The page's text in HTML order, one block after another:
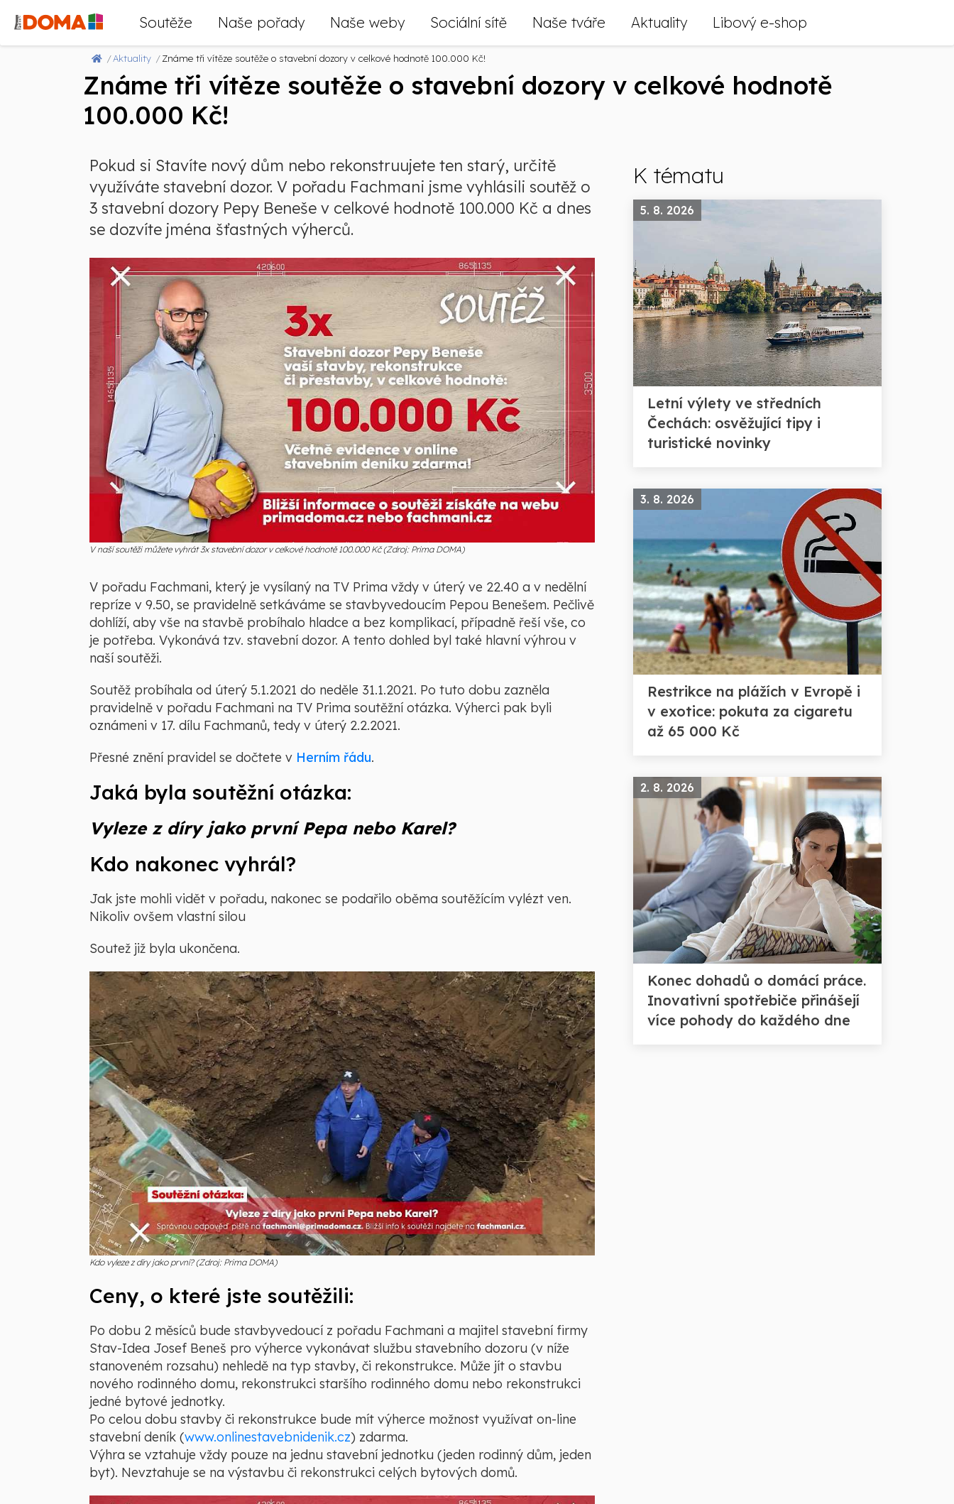
Soutěže Naše pořady Naše weby Sociální sítě Naše tváře Aktuality Libový e-shop
Aktuality Známe tři vítěze soutěže o stavební dozory v celkové hodnotě 100.000 Kč!
Známe tři vítěze soutěže o stavební dozory v celkové hodnotě
100.000 Kč!
Pokud si Stavíte nový dům nebo rekonstruujete ten starý, určitě
využíváte stavební dozor. V pořadu Fachmani jsme vyhlásili soutěž o
3 stavební dozory Pepy Beneše v celkové hodnotě 100.000 Kč a dnes
se dozvíte jména šťastných výherců.
V naší soutěži můžete vyhrát 3x stavební dozor v celkové hodnotě 100.000 Kč (Zdroj: Prima DOMA)
V pořadu Fachmani, který je vysílaný na TV Prima vždy v úterý ve 22.40 a v nedělní
repríze v 9.50, se pravidelně setkáváme se stavbyvedoucím Pepou Benešem. Pečlivě
dohlíží, aby vše na stavbě probíhalo hladce a bez komplikací, případně řeší vše, co
je potřeba. Vykonává tzv. stavební dozor. A tento dohled byl také hlavní výhrou v
naší soutěži.
Soutěž probíhala od úterý 5.1.2021 do neděle 31.1.2021. Po tuto dobu zazněla
pravidelně v pořadu Fachmani na TV Prima soutěžní otázka. Výherci pak byli
oznámeni v 17. dílu Fachmanů, tedy v úterý 2.2.2021.
Přesné znění pravidel se dočtete v Herním řádu.
Jaká byla soutěžní otázka:
Vyleze z díry jako první Pepa nebo Karel?
Kdo nakonec vyhrál?
Jak jste mohli vidět v pořadu, nakonec se podařilo oběma soutěžícím vylézt ven.
Nikoliv ovšem vlastní silou
Soutež již byla ukončena.
Kdo vyleze z díry jako první? (Zdroj: Prima DOMA)
Ceny, o které jste soutěžili:
Po dobu 2 měsíců bude stavbyvedoucí z pořadu Fachmani a majitel stavební firmy
Stav-Idea Josef Beneš pro výherce vykonávat službu stavebního dozoru (v níže
stanoveném rozsahu) nehledě na typ stavby, či rekonstrukce. Může jít o stavbu
nového rodinného domu, rekonstrukci staršího rodinného domu nebo rekonstrukci
jedné bytové jednotky.
Po celou dobu stavby či rekonstrukce bude mít výherce možnost využívat on-line
stavební deník (www.onlinestavebnidenik.cz) zdarma.
Výhra se vztahuje vždy pouze na jednu stavební jednotku (jeden rodinný dům, jeden
byt). Nevztahuje se na výstavbu či rekonstrukci celých bytových domů.
K tématu
5. 8. 2026
Letní výlety ve středních
Čechách: osvěžující tipy i
turistické novinky
3. 8. 2026
Restrikce na plážích v Evropě i
v exotice: pokuta za cigaretu
až 65 000 Kč
2. 8. 2026
Konec dohadů o domácí práce.
Inovativní spotřebiče přinášejí
více pohody do každého dne